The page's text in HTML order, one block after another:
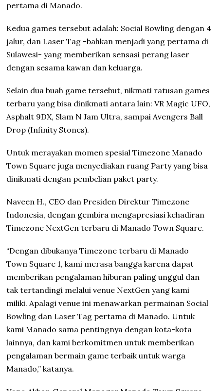
pertama di Manado.
Kedua games tersebut adalah: Social Bowling dengan 4
jalur, dan Laser Tag -bahkan menjadi yang pertama di
Sulawesi- yang memberikan sensasi perang laser
dengan sesama kawan dan keluarga.
Selain dua buah game tersebut, nikmati ratusan games
terbaru yang bisa dinikmati antara lain: VR Magic UFO,
Asphalt 9DX, Slam N Jam Ultra, sampai Avengers Ball
Drop (Infinity Stones).
Untuk merayakan momen spesial Timezone Manado
Town Square juga menyediakan ruang Party yang bisa
dinikmati dengan pembelian paket party.
Naveen H., CEO dan Presiden Direktur Timezone
Indonesia, dengan gembira mengapresiasi kehadiran
Timezone NextGen terbaru di Manado Town Square.
“Dengan dibukanya Timezone terbaru di Manado
Town Square 1, kami merasa bangga karena dapat
memberikan pengalaman hiburan paling unggul dan
tak tertandingi melalui venue NextGen yang kami
miliki. Apalagi venue ini menawarkan permainan Social
Bowling dan Laser Tag pertama di Manado. Untuk
kami Manado sama pentingnya dengan kota-kota
lainnya, dan kami berkomitmen untuk memberikan
pengalaman bermain game terbaik untuk warga
Manado,” katanya.